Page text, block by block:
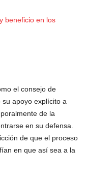
beneficio en los
el consejo de
apoyo explícito a
de la
en su defensa.
de que el proceso
en que así sea a la